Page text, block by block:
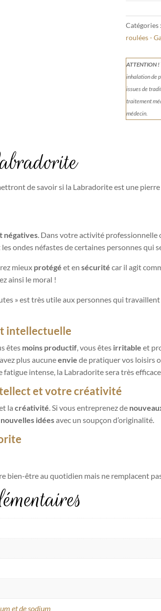
Catégories :
roulées -
ATTENTION !
inhalation de
issues de
traitement
médecin.
de savoir si la Labradorite est une
négatives. Dans votre activité professionnelle
ondes néfastes de certaines personnes qui
mieux protégé et en sécurité car il agit
ainsi le moral !
» est très utile aux personnes qui
intellectuelle
êtes moins productif, vous êtes irritable et
plus aucuneenvie de pratiquer vos loisirs
intense, la Labradorite sera très efficace
et votre créativité
la créativité. Si vous entreprenez de
nouvelles idéesavec un soupçon d’originalité.
bien-être au quotidien mais ne remplacent
et de sodium